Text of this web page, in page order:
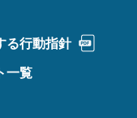
る行動指針
一覧